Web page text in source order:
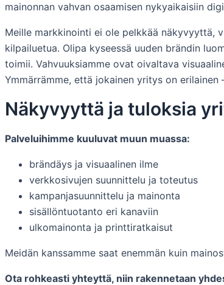
mainonnan vahvan osaamisen nykyaikaisiin
Meille markkinointi ei ole pelkkää näkyvyyttä,
kilpailuetua. Olipa kyseessä uuden brändin
toimii. Vahvuuksiamme ovat oivaltava
Ymmärrämme, että jokainen yritys on
Näkyvyyttä ja tuloksia
Palveluihimme kuuluvat muun muassa:
brändäys ja visuaalinen ilme
verkkosivujen suunnittelu ja toteutus
kampanjasuunnittelu ja mainonta
sisällöntuotanto eri kanaviin
ulkomainonta ja printtiratkaisut
Meidän kanssamme saat enemmän kuin
Ota rohkeasti yhteyttä, niin rakennetaan